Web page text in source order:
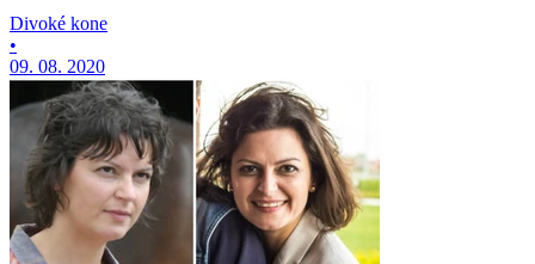
Divoké kone
•
09. 08. 2020